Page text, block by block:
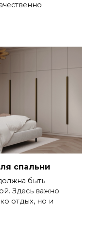
спальни
быть
Здесь важно
отдых, но и